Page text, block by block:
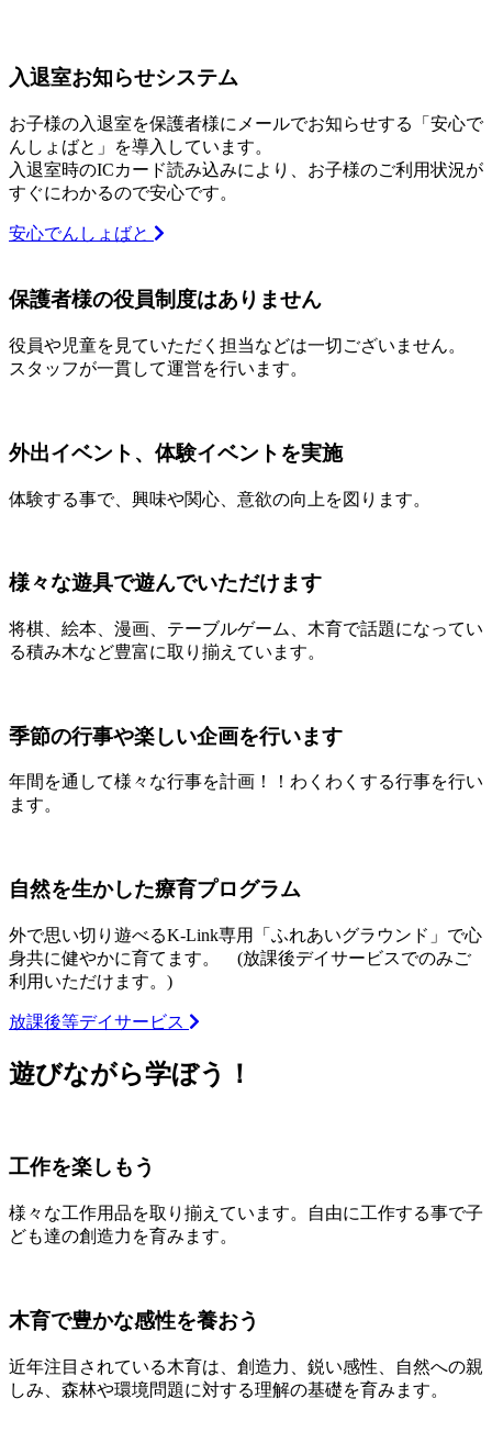
入退室お知らせシステム
お子様の入退室を保護者様にメールでお知らせする「安心で
んしょばと」を導入しています。
入退室時のICカード読み込みにより、お子様のご利用状況が
すぐにわかるので安心です。
安心でんしょばと
保護者様の役員制度はありません
役員や児童を見ていただく担当などは一切ございません。
スタッフが一貫して運営を行います。
外出イベント、体験イベントを実施
体験する事で、興味や関心、意欲の向上を図ります。
様々な遊具で遊んでいただけます
将棋、絵本、漫画、テーブルゲーム、木育で話題になってい
る積み木など豊富に取り揃えています。
季節の行事や楽しい企画を行います
年間を通して様々な行事を計画！！わくわくする行事を行い
ます。
自然を生かした療育プログラム
外で思い切り遊べるK-Link専用「ふれあいグラウンド」で心
身共に健やかに育てます。 (放課後デイサービスでのみご
利用いただけます。)
放課後等デイサービス
遊びながら学ぼう！
工作を楽しもう
様々な工作用品を取り揃えています。自由に工作する事で子
ども達の創造力を育みます。
木育で豊かな感性を養おう
近年注目されている木育は、創造力、鋭い感性、自然への親
しみ、森林や環境問題に対する理解の基礎を育みます。